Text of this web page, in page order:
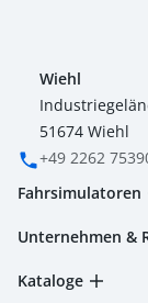
Wiehl
51674 Wiehl
‭+49 2262
Fahrsimulatoren
Unternehmen &
Kataloge